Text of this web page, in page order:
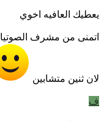
يعطيك العافيه اخوي
اتمنى من مشرف
لان ثنين متشابين
ف